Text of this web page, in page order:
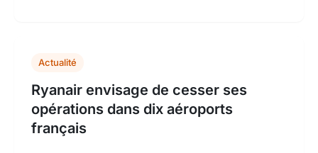
Actualité
Ryanair envisage de cesser ses
opérations dans dix aéroports
français